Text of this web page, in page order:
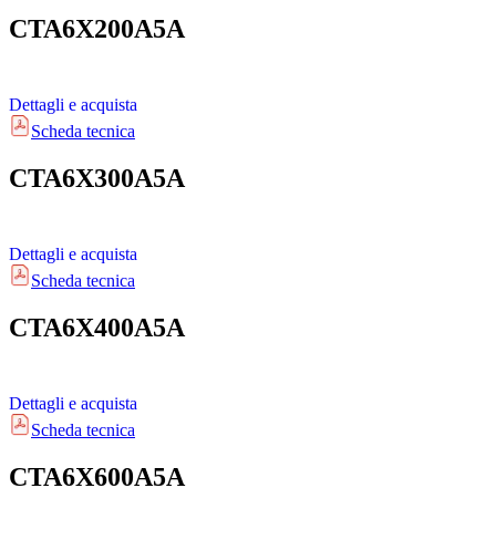
CTA6X200A5A
Dettagli e acquista
Scheda tecnica
CTA6X300A5A
Dettagli e acquista
Scheda tecnica
CTA6X400A5A
Dettagli e acquista
Scheda tecnica
CTA6X600A5A